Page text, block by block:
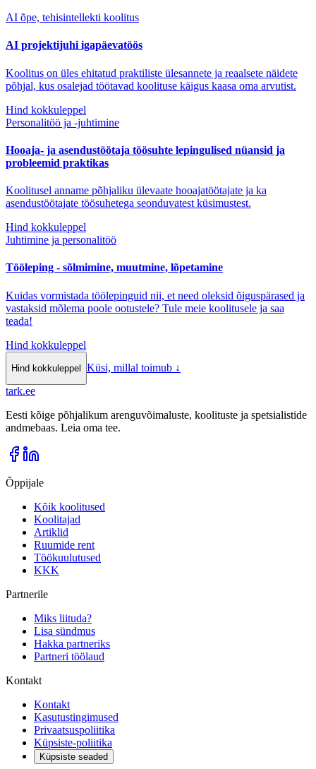
AI õpe, tehisintellekti koolitus
AI projektijuhi igapäevatöös
Koolitus on üles ehitatud praktiliste ülesannete ja reaalsete näidete
põhjal, kus osalejad töötavad koolituse käigus kaasa oma arvutist.
Hind kokkuleppel
Personalitöö ja -juhtimine
Hooaja- ja asendustöötaja töösuhte lepingulised nüansid ja
probleemid praktikas
Koolitusel anname põhjaliku ülevaate hooajatöötajate ja ka
asendustöötajate töösuhetega seonduvatest küsimustest.
Hind kokkuleppel
Juhtimine ja personalitöö
Tööleping - sõlmimine, muutmine, lõpetamine
Kuidas vormistada töölepinguid nii, et need oleksid õiguspärased ja
vastaksid mõlema poole ootustele? Tule meie koolitusele ja saa
teada!
Hind kokkuleppel
Hind kokkuleppel Küsi, millal toimub ↓
tark.ee
Eesti kõige põhjalikum arenguvõimaluste, koolituste ja spetsialistide
andmebaas. Leia oma tee.
Õppijale
Kõik koolitused
Koolitajad
Artiklid
Ruumide rent
Töökuulutused
KKK
Partnerile
Miks liituda?
Lisa sündmus
Hakka partneriks
Partneri töölaud
Kontakt
Kontakt
Kasutustingimused
Privaatsuspoliitika
Küpsiste-poliitika
Küpsiste seaded